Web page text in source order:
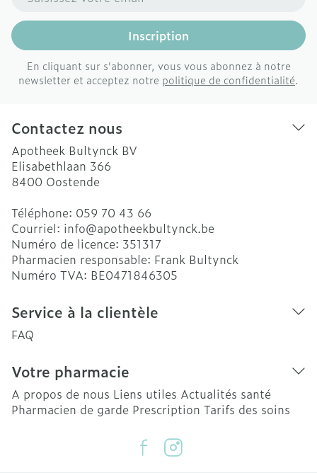
Inscription
En cliquant sur s'abonner, vous vous abonnez à notre
newsletter et acceptez notre politique de confidentialité.
Contactez nous
Apotheek Bultynck BV
Elisabethlaan 366
8400 Oostende
Téléphone: 059 70 43 66
Courriel: info@apotheekbultynck.be
Numéro de licence: 351317
Pharmacien responsable: Frank Bultynck
Numéro TVA: BE0471846305
Service à la clientèle
FAQ
Votre pharmacie
A propos de nous Liens utiles Actualités santé
Pharmacien de garde Prescription Tarifs des soins